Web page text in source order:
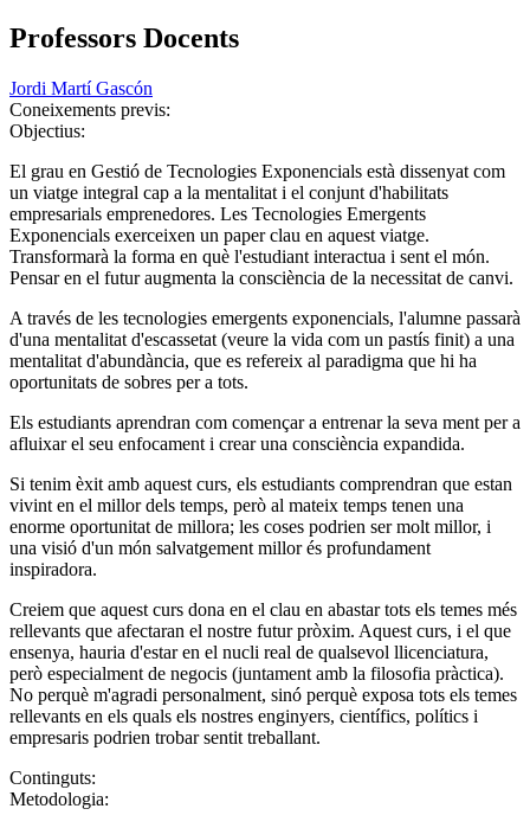
Professors Docents
Jordi Martí Gascón
Coneixements previs:
Objectius:
El grau en Gestió de Tecnologies Exponencials està dissenyat com
un viatge integral cap a la mentalitat i el conjunt d'habilitats
empresarials emprenedores. Les Tecnologies Emergents
Exponencials exerceixen un paper clau en aquest viatge.
Transformarà la forma en què l'estudiant interactua i sent el món.
Pensar en el futur augmenta la consciència de la necessitat de canvi.
A través de les tecnologies emergents exponencials, l'alumne passarà
d'una mentalitat d'escassetat (veure la vida com un pastís finit) a una
mentalitat d'abundància, que es refereix al paradigma que hi ha
oportunitats de sobres per a tots.
Els estudiants aprendran com començar a entrenar la seva ment per a
afluixar el seu enfocament i crear una consciència expandida.
Si tenim èxit amb aquest curs, els estudiants comprendran que estan
vivint en el millor dels temps, però al mateix temps tenen una
enorme oportunitat de millora; les coses podrien ser molt millor, i
una visió d'un món salvatgement millor és profundament
inspiradora.
Creiem que aquest curs dona en el clau en abastar tots els temes més
rellevants que afectaran el nostre futur pròxim. Aquest curs, i el que
ensenya, hauria d'estar en el nucli real de qualsevol llicenciatura,
però especialment de negocis (juntament amb la filosofia pràctica).
No perquè m'agradi personalment, sinó perquè exposa tots els temes
rellevants en els quals els nostres enginyers, científics, polítics i
empresaris podrien trobar sentit treballant.
Continguts:
Metodologia: